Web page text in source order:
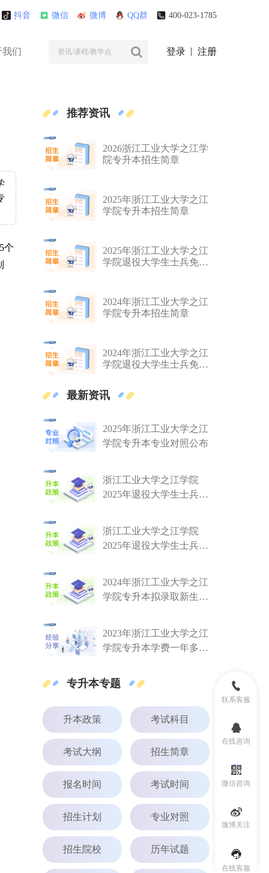
抖音 微信 微博 QQ群 400-023-1785
我们 登录 注册
联系客服
在线咨询
微信咨询
微博关注
在线客服
个
推荐资讯
2026浙江工业大学之江学
院专升本招生简章
2025年浙江工业大学之江
学院专升本招生简章
2025年浙江工业大学之江
学院退役大学生士兵免试
2024年浙江工业大学之江
学院专升本招生简章
2024年浙江工业大学之江
学院退役大学生士兵免试
最新资讯
2025年浙江工业大学之江
学院专升本专业对照公布
浙江工业大学之江学院
2025年退役大学生士兵免
浙江工业大学之江学院
2025年退役大学生士兵免
2024年浙江工业大学之江
学院专升本拟录取新生须
2023年浙江工业大学之江
学院专升本学费一年多少
专升本专题
升本政策 考试科目
考试大纲 招生简章
报名时间 考试时间
招生计划 专业对照
招生院校 历年试题